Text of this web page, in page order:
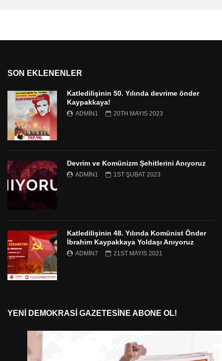
SON EKLENENLER
Katledilişinin 50. Yılında devrime önder
Kaypakkaya!
ADMIN1 20TH MAYIS 2023
Devrim ve Komünizm Şehitlerini Anıyoruz
ADMIN1 1ST ŞUBAT 2023
Katledilişinin 48. Yılında Komünist Önder
İbrahim Kaypakkaya Yoldaşı Anıyoruz
ADMIN7 21ST MAYIS 2021
YENI DEMOKRASI GAZETESINE ABONE OL!